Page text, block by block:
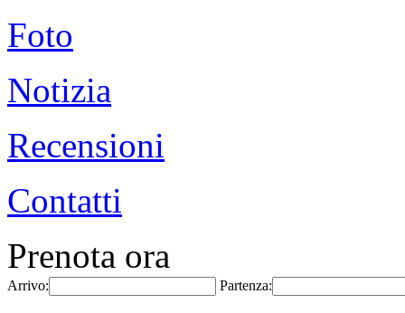
Foto
Notizia
Recensioni
Contatti
Prenota ora
Arrivo: Partenza: